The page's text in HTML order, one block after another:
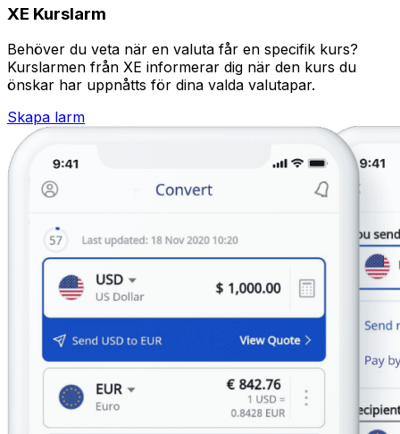
XE Kurslarm
Behöver du veta när en valuta får en specifik kurs?
Kurslarmen från XE informerar dig när den kurs du
önskar har uppnåtts för dina valda valutapar.
Skapa larm